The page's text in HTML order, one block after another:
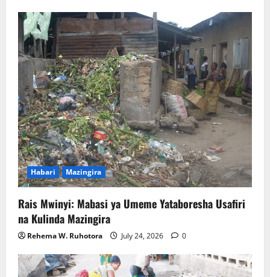
Habari Mazingira
Rais Mwinyi: Mabasi ya Umeme Yataboresha Usafiri
na Kulinda Mazingira
Rehema W. Ruhotora July 24, 2026 0